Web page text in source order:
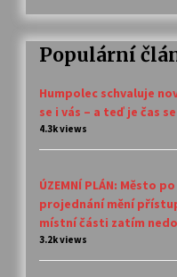
Populární
Humpolec schvaluje
se i vás – a teď je čas
4.3k views
ÚZEMNÍ PLÁN: Město
projednání mění
místní části zatím
3.2k views